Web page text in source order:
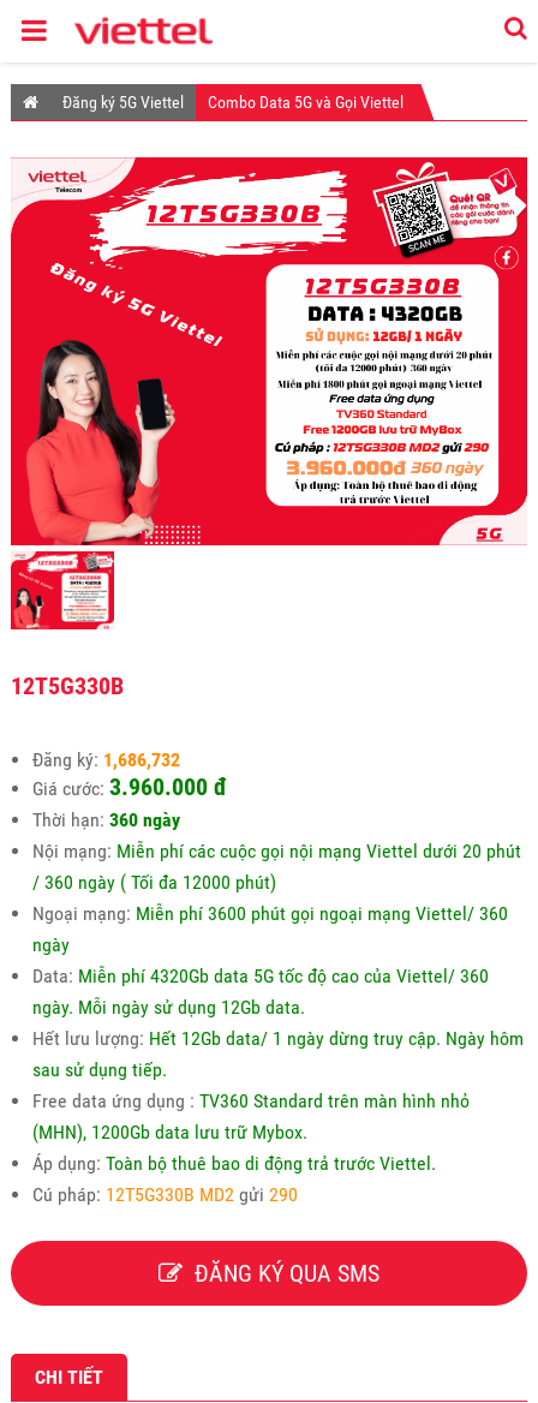
Đăng ký 5G Viettel Combo Data 5G và Gọi Viettel
12T5G330B
Đăng ký: 1,686,732
Giá cước: 3.960.000 đ
Thời hạn: 360 ngày
Nội mạng: Miễn phí các cuộc gọi nội mạng Viettel dưới 20 phút
/ 360 ngày ( Tối đa 12000 phút)
Ngoại mạng: Miễn phí 3600 phút gọi ngoại mạng Viettel/ 360
ngày
Data: Miễn phí 4320Gb data 5G tốc độ cao của Viettel/ 360
ngày. Mỗi ngày sử dụng 12Gb data.
Hết lưu lượng: Hết 12Gb data/ 1 ngày dừng truy cập. Ngày hôm
sau sử dụng tiếp.
Free data ứng dụng : TV360 Standard trên màn hình nhỏ
(MHN), 1200Gb data lưu trữ Mybox.
Áp dụng: Toàn bộ thuê bao di động trả trước Viettel.
Cú pháp: 12T5G330B MD2 gửi 290
ĐĂNG KÝ QUA SMS
CHI TIẾT